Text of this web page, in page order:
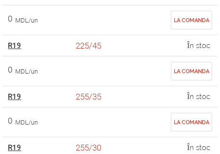
0 MDL/un LA COMANDA
R19 225/45 În stoc
0 MDL/un LA COMANDA
R19 255/35 În stoc
0 MDL/un LA COMANDA
R19 255/30 În stoc